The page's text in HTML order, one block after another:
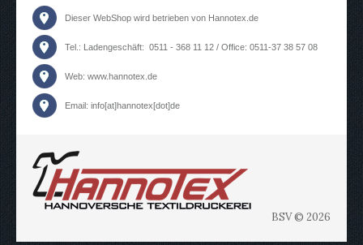
Dieser WebShop wird betrieben von Hannotex.de
Tel.: Ladengeschäft: 0511 - 368 11 12 / Office: 0511-37 38 57 08
Web: www.hannotex.de
Email: info[at]hannotex[dot]de
BSV © 2026